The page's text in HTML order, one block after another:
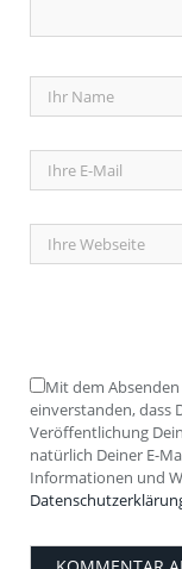
Mit dem
einverstanden, dass
Veröffentlichung
natürlich Deiner E-
Informationen und